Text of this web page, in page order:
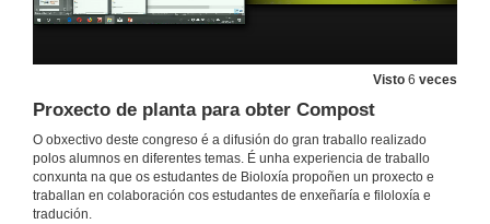
Visto 6 veces
Proxecto de planta para obter Compost
O obxectivo deste congreso é a difusión do gran traballo realizado
polos alumnos en diferentes temas. É unha experiencia de traballo
conxunta na que os estudantes de Bioloxía propoñen un proxecto e
traballan en colaboración cos estudantes de enxeñaría e filoloxía e
tradución.
Proxecto de deseño dunha planta de octocultura para cultivo de polbo
25 de abr. de 2019
Elaboración do Queixo de Ovella. Optimización para a Produción Sostible